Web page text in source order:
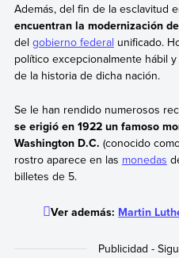
Además, del fin de la esclavitud
encuentran la modernización
del gobierno federal unificado.
político excepcionalmente hábil
de la historia de dicha nación.
Se le han rendido numerosos
se erigió en 1922 un famoso
Washington D.C. (conocido
rostro aparece en las monedas
billetes de 5.
Ver además: Martin